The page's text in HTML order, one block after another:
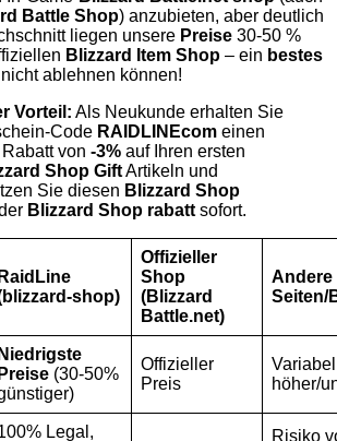
Battle Shop) anzubieten, aber deutlich
liegen unsere Preise 30-50 %
Blizzard Item Shop – ein bestes
ablehnen können!
Vorteil: Als Neukunde erhalten Sie
Code RAIDLINEcom einen
von -3% auf Ihren ersten
Shop GiftArtikeln und
Sie diesen Blizzard Shop
Blizzard Shop rabatt sofort.
RaidLine
shop)
Offizieller
Shop
(Blizzard
Battle.net)
Andere
Seiten/
Niedrigste
Preise (30-50%
Offizieller
Preis
höher/
Legal,
Risiko